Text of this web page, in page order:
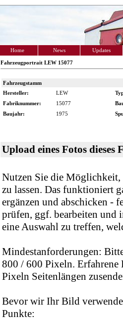
Home News Updates
Fahrzeugportrait LEW 15077
Fahrzeugstamm
Hersteller:
LEW
Fabriknummer:
15077
Baujahr:
1975
Upload eines Fotos dieses
Nutzen Sie die
zu lassen. Das funktioniert
ergänzen und abschicken -
prüfen, ggf. bearbeiten und
eine Auswahl zu treffen,
Mindestanforderungen:
800 / 600 Pixeln.
Pixeln Seitenlängen
Bevor wir Ihr Bild
Punkte: